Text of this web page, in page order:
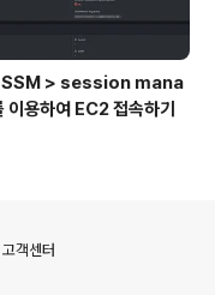
> session mana
용하여 EC2 접속하기
고객센터